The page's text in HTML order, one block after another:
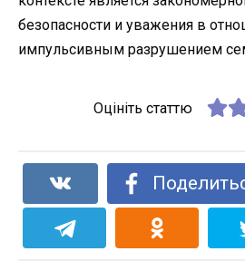
безопасности и уважения в
импульсивным разрушением
Оцініть статтю